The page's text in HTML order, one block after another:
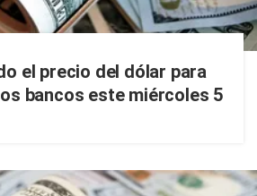
el precio del dólar para
bancos este miércoles 5